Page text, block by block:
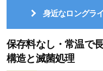
身近なロングラ
保存料なし・常温で
構造と滅菌処理